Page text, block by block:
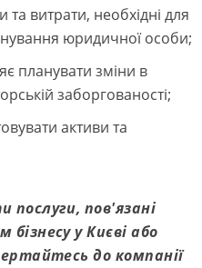
та витрати, необхідні для
юридичної особи;
планувати зміни в
заборгованості;
активи та
пов'язані
бізнесуу Києві або
до компанії